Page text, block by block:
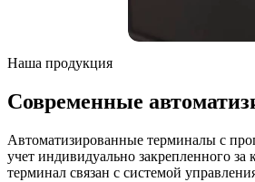
Наша продукция
Современные
Автоматизированные терминалы с
учет индивидуально закрепленного
терминал связан с системой